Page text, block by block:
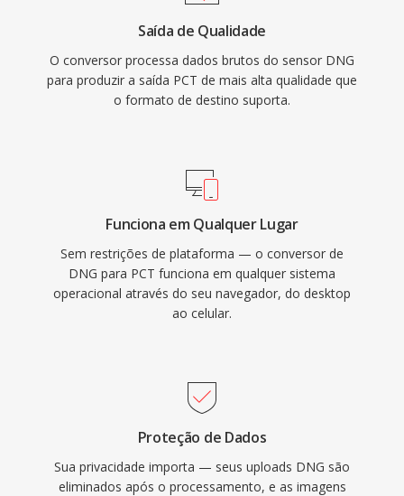
Saída de Qualidade
O conversor processa dados brutos do sensor DNG
para produzir a saída PCT de mais alta qualidade que
o formato de destino suporta.
Funciona em Qualquer Lugar
Sem restrições de plataforma — o conversor de
DNG para PCT funciona em qualquer sistema
operacional através do seu navegador, do desktop
ao celular.
Proteção de Dados
Sua privacidade importa — seus uploads DNG são
eliminados após o processamento, e as imagens